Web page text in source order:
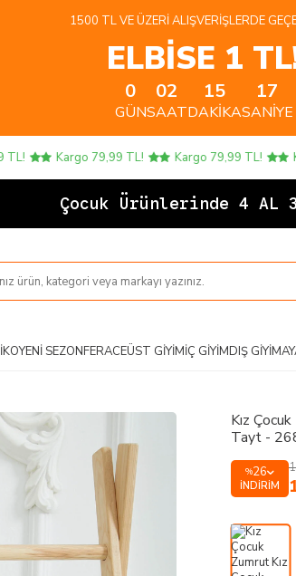
1500 TL VE ÜZERI ALIŞVERIŞLERDE
ELBİSE 1
0
GÜN
02
SAAT
15
DAKIKA
16
SANIYE
Kargo 79,99 TL! Kargo 79,99 TL!
Çocuk Ürünlerinde 4 AL 3
YENI SEZONFERACEÜST GIYIMİÇ GIYIMDIŞ GIYIM
Kız
Tayt -
%26
İNDIRIM